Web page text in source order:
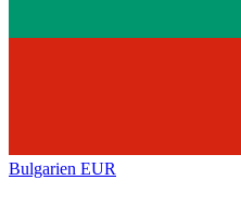
Bulgarien EUR